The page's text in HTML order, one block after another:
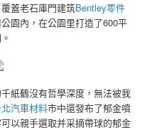
蓋老石庫門建筑Bentley零件
園內，在公園里打造了600平
紙鶴沒有哲學深度，無法被我
汽車材料市中還發布了郁金噴
以親手選取并采摘帶球的郁金